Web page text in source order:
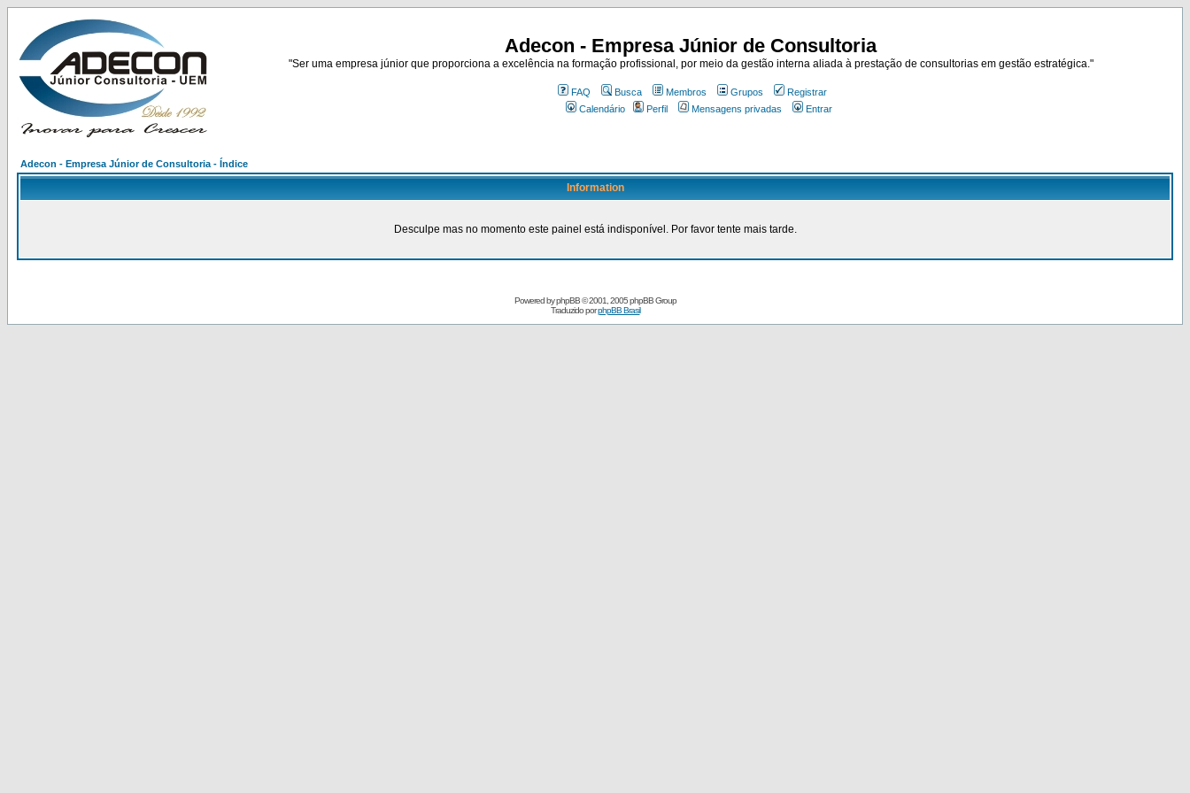
Adecon - Empresa Júnior de Consultoria
"Ser uma empresa júnior que proporciona a excelência na formação profissional, por meio da gestão interna aliada à prestação de consultorias em gestão estratégica."
FAQ Busca Membros Grupos
Registrar
Calendário
Perfil Mensagens privadas Entrar
Adecon - Empresa Júnior de Consultoria - Índice
Information
Desculpe mas no momento este painel está indisponível. Por favor tente mais tarde.
Powered byphpBB© 2001, 2005 phpBB Group
Traduzido porphpBB Brasil